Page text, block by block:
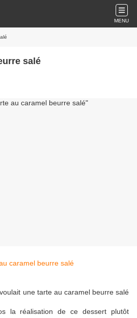
MENU
salé
une tarte au caramel beurre salé
la réalisation de ce dessert plutôt